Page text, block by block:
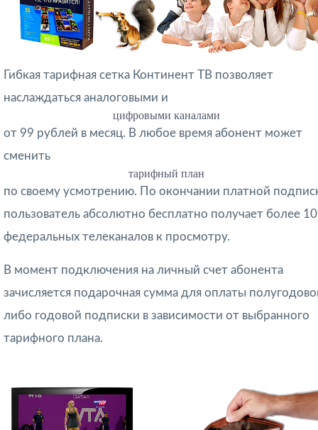
Гибкая тарифная сетка Континент ТВ позволяет
наслаждаться аналоговыми и
цифровыми каналами
от 99 рублей в месяц. В любое время абонент может
сменить
тарифный план
по своему усмотрению. По окончании платной
пользователь абсолютно бесплатно получает более 10
федеральных телеканалов к просмотру.
В момент подключения на личный счет абонента
зачисляется подарочная сумма для оплаты
либо годовой подписки в зависимости от выбранного
тарифного плана.